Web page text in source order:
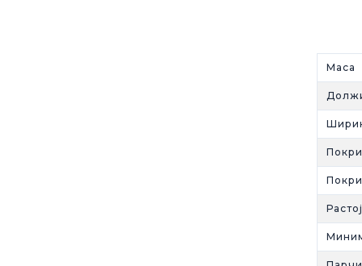
Маса